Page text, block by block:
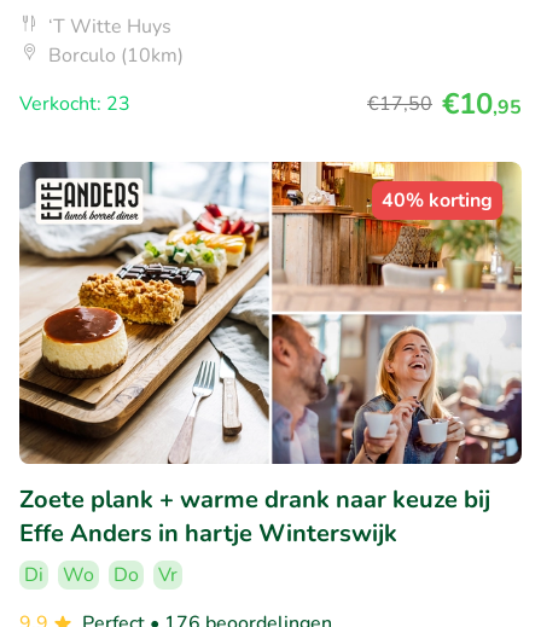
‘T Witte Huys
Borculo (10km)
Verkocht: 23
€17,50 €10,95
40% korting
Zoete plank + warme drank naar keuze bij
Effe Anders in hartje Winterswijk
Di Wo Do
Vr